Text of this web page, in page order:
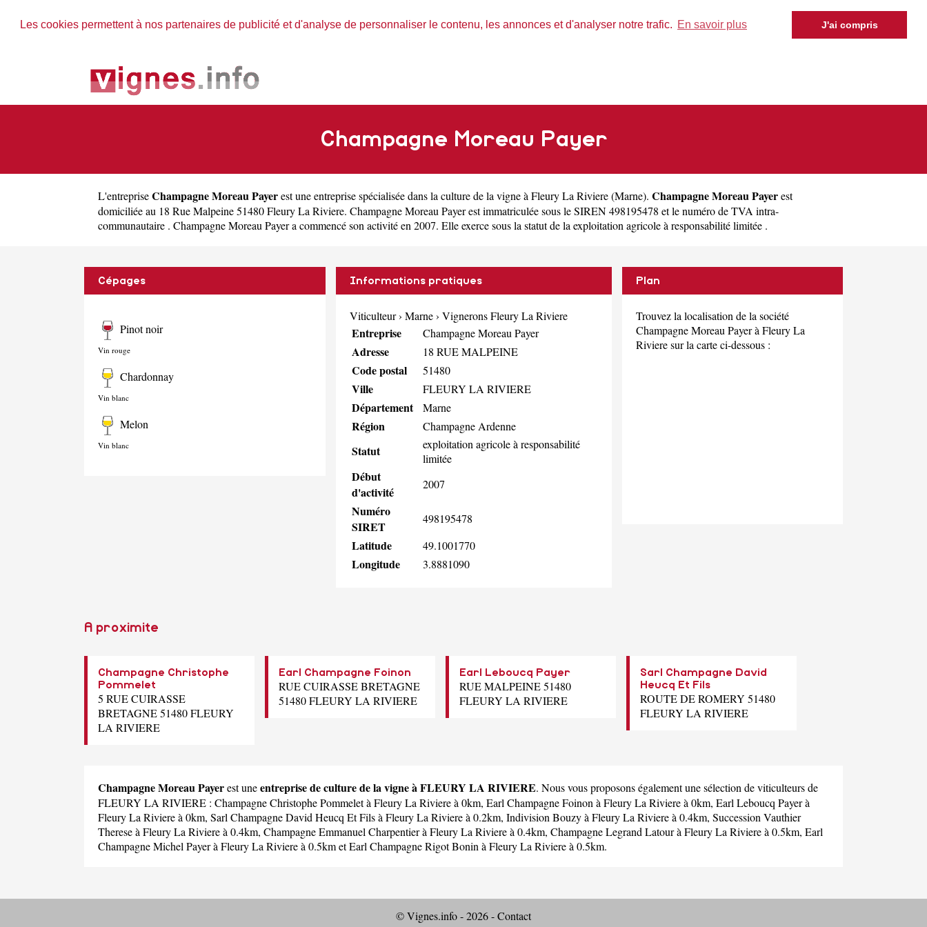
Les cookies permettent à nos partenaires de publicité et d'analyse de personnaliser le contenu, les annonces et d'analyser notre trafic. En savoir plus J'ai compris
Champagne Moreau Payer
L'entrepriseChampagne Moreau Payerest uneentreprise spécialisée dans la culture de la vigne à Fleury La Riviere(Marne). Champagne Moreau Payerest
domiciliée au 18 Rue Malpeine 51480 Fleury La Riviere. Champagne Moreau Payer est immatriculée sous le SIREN 498195478 et le numéro de TVA intra-
communautaire . Champagne Moreau Payer a commencé son activité en 2007. Elle exerce sous la statut de la exploitation agricole à responsabilité limitée .
Cépages
Pinot noir
Vin rouge
Chardonnay
Vin blanc
Melon
Vin blanc
Informations pratiques
Viticulteur› Marne› Vignerons Fleury La Riviere
Entreprise Champagne Moreau Payer
Adresse 18 RUE MALPEINE
Code postal 51480
Ville FLEURY LA RIVIERE
Département Marne
Région Champagne Ardenne
Statut
exploitation agricole à responsabilité
limitée
Début
d'activité
2007
Numéro
SIRET
498195478
Latitude 49.1001770
Longitude 3.8881090
Plan
Trouvez la localisation de la société
Champagne Moreau Payer à Fleury La
Riviere sur la carte ci-dessous :
A proximite
Champagne Christophe
Pommelet
5 RUE CUIRASSE
BRETAGNE 51480 FLEURY
LA RIVIERE
Earl Champagne Foinon
RUE CUIRASSE BRETAGNE
51480 FLEURY LA RIVIERE
Earl Leboucq Payer
RUE MALPEINE 51480
FLEURY LA RIVIERE
Sarl Champagne David
Heucq Et Fils
ROUTE DE ROMERY 51480
FLEURY LA RIVIERE
Champagne Moreau Payerest uneentreprise de culture de la vigne à FLEURY LA RIVIERE. Nous vous proposons également une sélection de viticulteurs de
FLEURY LA RIVIERE : Champagne Christophe Pommeletà Fleury La Riviere à 0km, Earl Champagne Foinonà Fleury La Riviere à 0km, Earl Leboucq Payerà
Fleury La Riviere à 0km, Sarl Champagne David Heucq Et Filsà Fleury La Riviere à 0.2km, Indivision Bouzyà Fleury La Riviere à 0.4km, Succession Vauthier
Thereseà Fleury La Riviere à 0.4km, Champagne Emmanuel Charpentierà Fleury La Riviere à 0.4km, Champagne Legrand Latourà Fleury La Riviere à 0.5km, Earl
Champagne Michel Payerà Fleury La Riviere à 0.5km etEarl Champagne Rigot Boninà Fleury La Riviere à 0.5km.
© Vignes.info - 2026 -Contact